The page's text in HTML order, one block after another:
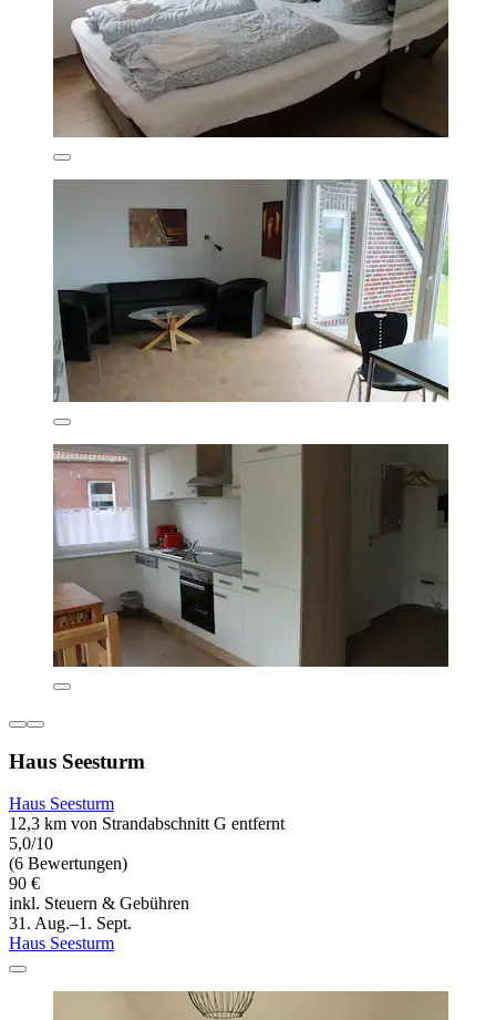
Haus Seesturm
Haus Seesturm
12,3 km von Strandabschnitt G entfernt
5,0/10
(6 Bewertungen)
90 €
inkl. Steuern & Gebühren
31. Aug.–1. Sept.
Haus Seesturm